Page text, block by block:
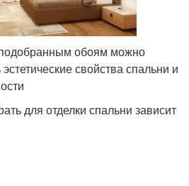
обоям можно
свойства спальни и
для отделки спальни зависит